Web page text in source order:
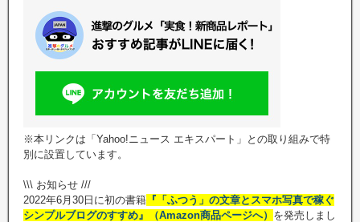
※本リンクは「Yahoo!ニュース エキスパート」との取り組みで特
別に設置しています。
\\\ お知らせ ///
2022年6月30日に初の書籍 『「ふつう」の文章とスマホ写真で稼ぐ
シンプルブログのすすめ』（Amazon商品ページへ） を発売しまし